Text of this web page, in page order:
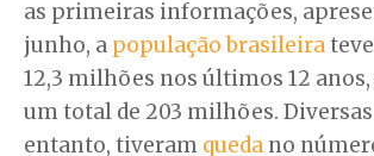
as primeiras informações,
junho, a população brasileira
12,3 milhões nos últimos 12
um total de 203 milhões.
entanto, tiveram queda no